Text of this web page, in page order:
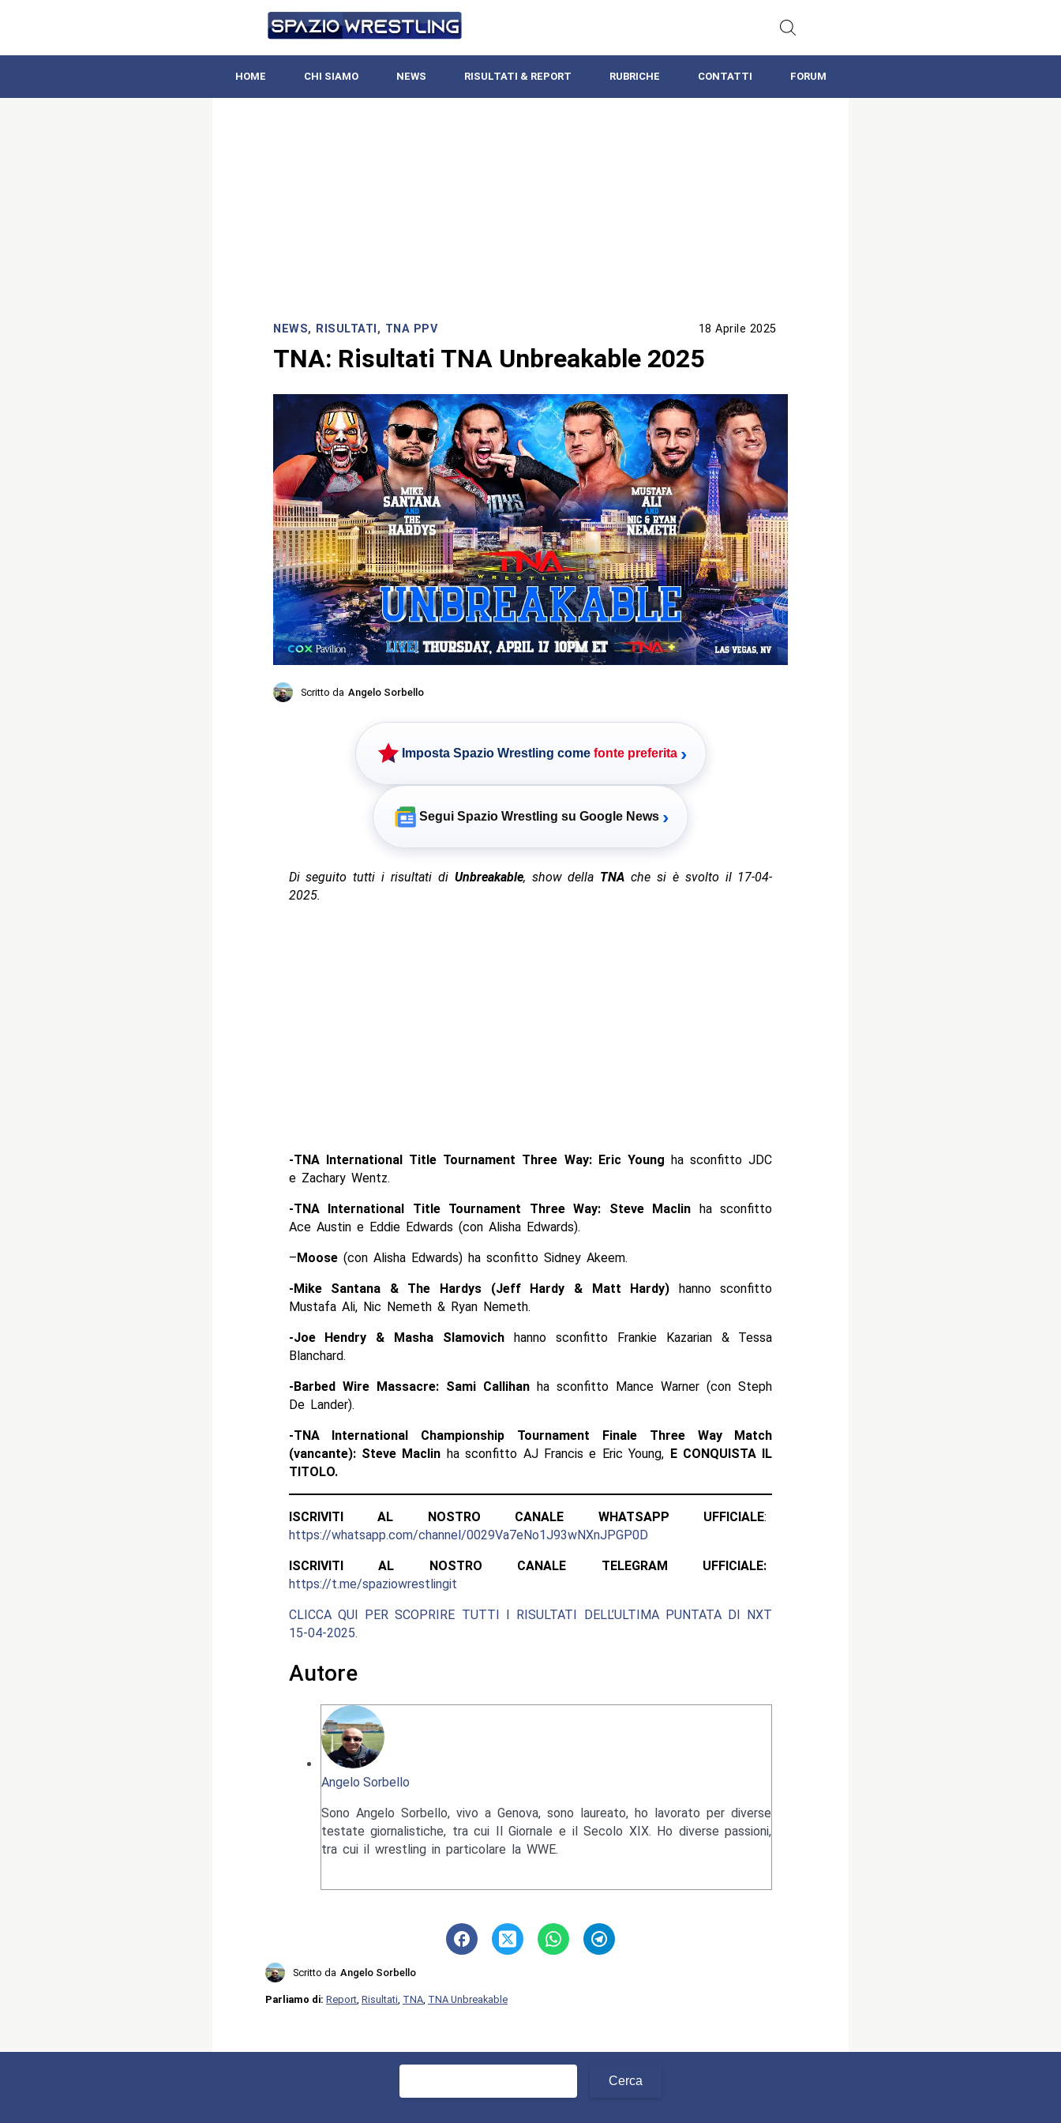
HOME CHI SIAMO NEWS RISULTATI & REPORT RUBRICHE CONTATTI FORUM
NEWS, RISULTATI, TNA PPV 18 Aprile 2025
TNA: Risultati TNA Unbreakable 2025
Scritto da Angelo Sorbello
Imposta Spazio Wrestling come fonte preferita ›
Segui Spazio Wrestling su Google News ›
Di seguito tutti i risultati di Unbreakable, show della TNAche si è svolto il 17-04-
2025.
-TNA International Title Tournament Three Way: Eric Young ha sconfitto JDC
e Zachary Wentz.
-TNA International Title Tournament Three Way: Steve Maclin ha sconfitto
Ace Austin e Eddie Edwards (con Alisha Edwards).
–Moose(con Alisha Edwards) ha sconfitto Sidney Akeem.
-Mike Santana & The Hardys (Jeff Hardy & Matt Hardy) hanno sconfitto
Mustafa Ali, Nic Nemeth & Ryan Nemeth.
-Joe Hendry & Masha Slamovich hanno sconfitto Frankie Kazarian & Tessa
Blanchard.
-Barbed Wire Massacre: Sami Callihanha sconfitto Mance Warner (con Steph
De Lander).
-TNA International Championship Tournament Finale Three Way Match
(vancante): Steve Maclin ha sconfitto AJ Francis e Eric Young, E CONQUISTA IL
TITOLO.
ISCRIVITI AL NOSTRO CANALE WHATSAPP UFFICIALE:
https://whatsapp.com/channel/0029Va7eNo1J93wNXnJPGP0D
ISCRIVITI AL NOSTRO CANALE TELEGRAM UFFICIALE:
https://t.me/spaziowrestlingit
CLICCA QUI PER SCOPRIRE TUTTI I RISULTATI DELL’ULTIMA PUNTATA DI NXT
15-04-2025.
Autore
Angelo Sorbello
Sono Angelo Sorbello, vivo a Genova, sono laureato, ho lavorato per diverse
testate giornalistiche, tra cui Il Giornale e il Secolo XIX. Ho diverse passioni,
tra cui il wrestling in particolare la WWE.
Scritto da Angelo Sorbello
Parliamo di: Report Risultati TNA TNA Unbreakable
Ricerca